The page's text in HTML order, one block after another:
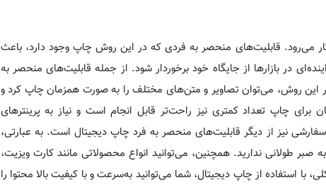
می‌رود. قابلیت‌های منحصر به فردی که در این روش چاپ وجود دارد، باعث
در بازارها از جایگاه خود برخوردار شود. از جمله قابلیت‌های منحصر به
در این روش، می‌توان تصاویر و متن‌های مختلف را به صورت همزمان چاپ کرد و
چاپ تعداد کمتری نیز راحت‌تر قابل انجام است و نیاز به پرینترهای
نیز از دیگر قابلیت‌های منحصر به فرد چاپ دیجیتال است. به عبارتی،
طولانی ندارید. همچنین، می‌توانید انواع محصولاتی مانند کارت ویزیت،
استفاده از چاپ دیجیتال، شما می‌توانید به‌سرعت و با کیفیت بالا محتوا را